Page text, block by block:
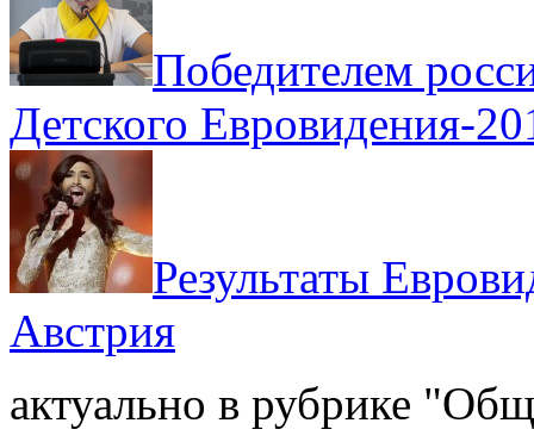
Победителем
Детского Евровидения-
Результаты
Австрия
актуально в рубрике